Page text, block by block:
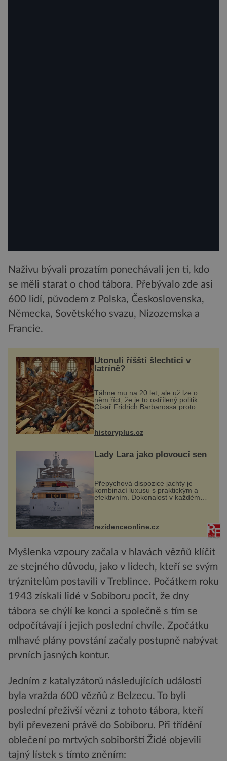
Naživu bývali prozatím ponechávali jen ti, kdo
se měli starat o chod tábora. Přebývalo zde asi
600 lidí, původem z Polska, Československa,
Německa, Sovětského svazu, Nizozemska a
Francie.
Utonuli říšští šlechtici v
latríně?
Táhne mu na 20 let, ale už lze o
něm říct, že je to ostřílený politik.
Císař Fridrich Barbarossa proto
posílá svého syna a dědice
prostředníkem při řešení sporu m...
historyplus.cz
Lady Lara jako plovoucí sen
Přepychová dispozice jachty je
kombinací luxusu s praktickým a
efektivním. Dokonalost v každém
detailu představuje značka Fendi
Casa, kterou byly vybaveny její
paluby. Monacký přístav nabízí
každoročn...
rezidenceonline.cz
Myšlenka vzpoury začala v hlavách vězňů klíčit
ze stejného důvodu, jako v lidech, kteří se svým
trýznitelům postavili v Treblince. Počátkem roku
1943 získali lidé v Sobiboru pocit, že dny
tábora se chýlí ke konci a společně s tím se
odpočítávají i jejich poslední chvíle. Zpočátku
mlhavé plány povstání začaly postupně nabývat
prvních jasných kontur.
Jedním z katalyzátorů následujících událostí
byla vražda 600 vězňů z Belzecu. To byli
poslední přeživší vězni z tohoto tábora, kteří
byli převezeni právě do Sobiboru. Při třídění
oblečení po mrtvých sobiborští Židé objevili
tajný lístek s tímto zněním: